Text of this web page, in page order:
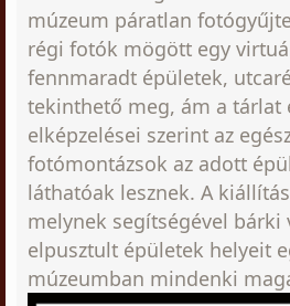
múzeum páratlan
régi fotók mögött egy
fennmaradt épületek,
tekinthető meg, ám a tárlat
elképzelései szerint az
fotómontázsok az adott
láthatóak lesznek. A
melynek segítségével
elpusztult épületek helyeit
múzeumban mindenki